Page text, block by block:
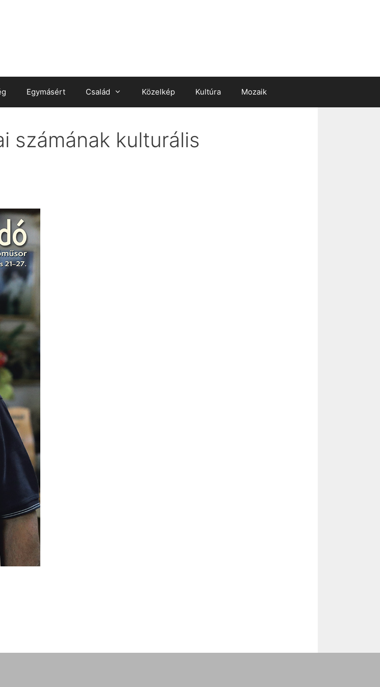
Egymásért Család Közelkép Kultúra Mozaik
számának kulturális